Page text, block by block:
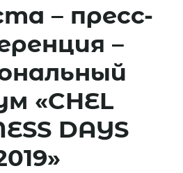
– пресс-
–
«CHEL
DAYS